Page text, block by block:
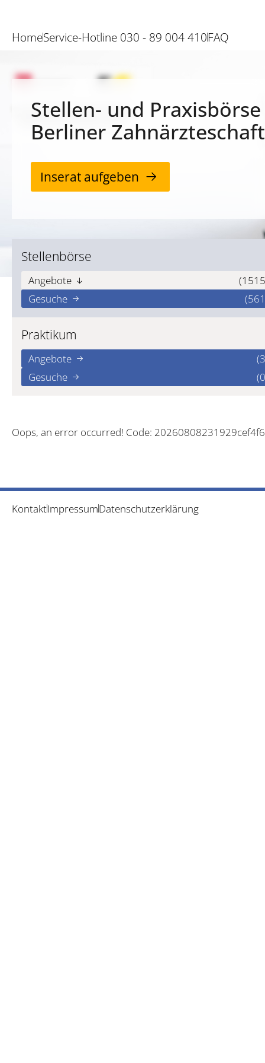
HomeService-Hotline 030 - 89 004 410FAQ
Stellen- und
Berliner Zahnärzteschaft
Inserat aufgeben
Stellenbörse
Angebote
Gesuche
Praktikum
Angebote
Gesuche
Oops, an error occurred! Code:
KontaktImpressumDatenschutzerklärung